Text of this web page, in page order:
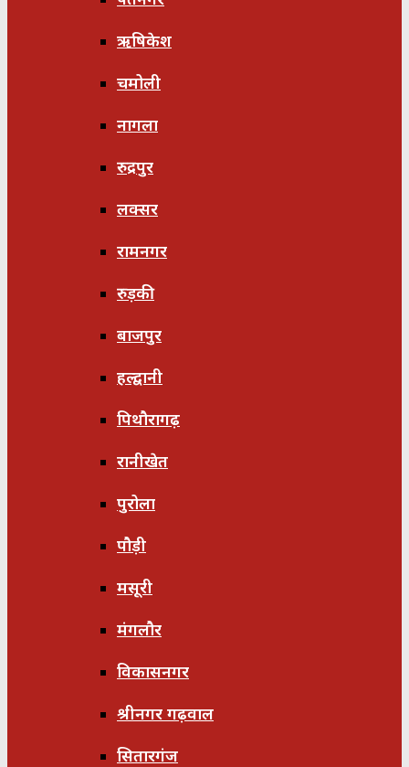
ऋषिकेश
चमोली
नागला
रुद्रपुर
लक्सर
रामनगर
रुड़की
बाजपुर
हल्द्वानी
पिथौरागढ़
रानीखेत
पुरोला
पौड़ी
मसूरी
मंगलौर
विकासनगर
श्रीनगर गढ़वाल
सितारगंज